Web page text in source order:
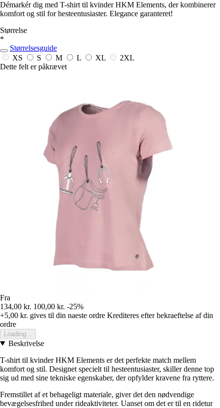
Démarkér dig med T-shirt til kvinder HKM Elements, der kombinerer
komfort og stil for hesteentusiaster. Elegance garanteret!
Størrelse
*
Størrelsesguide
XS
S M L XL
2XL
Dette felt er påkrævet
Fra
134,00 kr. 100,00 kr. -25%
+5,00 kr. gives til din naeste ordre Krediteres efter bekraeftelse af din
ordre
Loading...
Beskrivelse
T-shirt til kvinder HKM Elements er det perfekte match mellem
komfort og stil. Designet specielt til hesteentusiaster, skiller denne top
sig ud med sine tekniske egenskaber, der opfylder kravene fra ryttere.
Fremstillet af et behageligt materiale, giver det den nødvendige
bevægelsesfrihed under rideaktiviteter. Uanset om det er til en ridetur